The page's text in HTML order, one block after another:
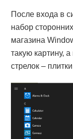
После входа в
набор
магазина
такую картину,
стрелок –